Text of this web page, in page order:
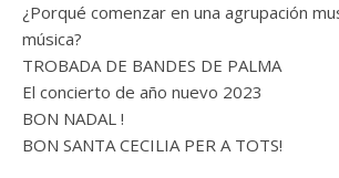
¿Porqué comenzar en una agrupación
música?
TROBADA DE BANDES DE PALMA
El concierto de año nuevo 2023
BON NADAL !
BON SANTA CECILIA PER A TOTS!